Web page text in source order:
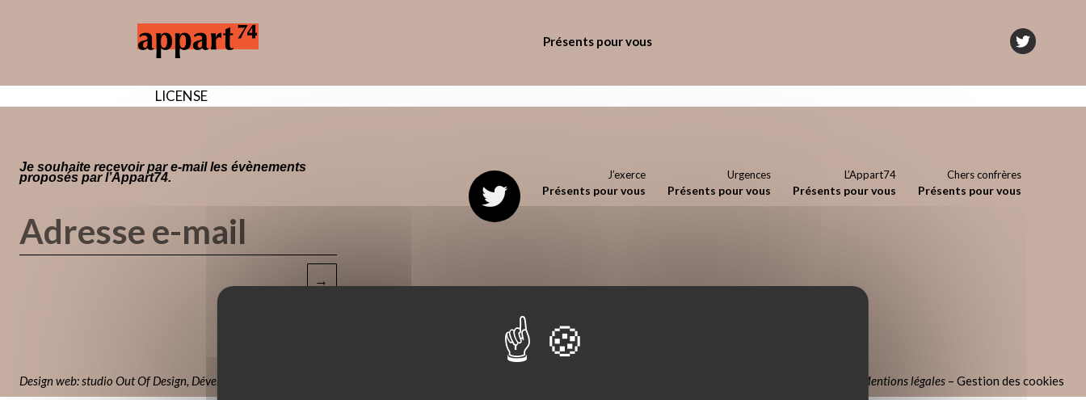
Présents pour vous
LICENSE
Je souhaite recevoir par e-mail les évènements
proposés par l’Appart74.
→
J’exerce
Présents pour vous
Urgences
Présents pour vous
L’Appart74
Présents pour vous
Chers confrères
Présents pour vous
Design web: studio Out Of Design, Développement Web: SWAT Mentions légales –Gestion des cookies